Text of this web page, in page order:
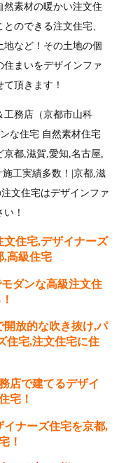
然素材の暖かい注文住
のできる注文住宅、
など！その土地の個
住まいをデザインファ
て頂きます！
工務店（京都市山科
な住宅 自然素材住宅
都,滋賀,愛知,名古屋,
工実績多数！|京都,滋
文住宅はデザインファ
！
文住宅,デザイナーズ
,高級住宅
ダンな高級注文住
開放的な吹き抜け,パ
住宅,注文住宅に住
店で建てるデザイ
宅！
イナーズ住宅を京都,
！